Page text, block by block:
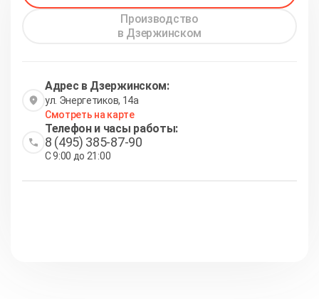
Производство
в Дзержинском
Адрес в Дзержинском:
ул. Энергетиков, 14а
Смотреть на карте
Телефон и часы работы:
8 (495) 385-87-90
С 9:00 до 21:00